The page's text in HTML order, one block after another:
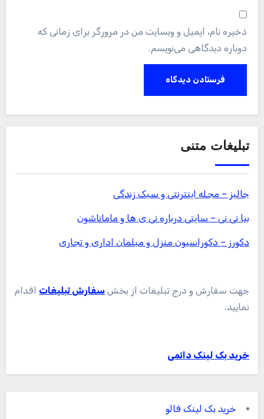
ذخیره نام، ایمیل و وبسایت من در مرورگر برای زمانی که
دوباره دیدگاهی می‌نویسم.
تبلیغات متنی
جالبز – مجله اینترنتی و سبک زندگی
بیا نی نی – سایتی درباره نی ی ها و ماماناشون
دکورز – دکوراسیون منزل و مبلمان اداری و تجاری
جهت سفارش و درج تبلیغات از بخش سفارش تبلیغات اقدام
نمایید.
خرید بک لینک دائمی
خرید بک لینک فالو